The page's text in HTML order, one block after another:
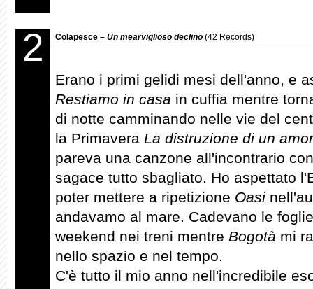
2 Colapesce – Un mearviglioso declino (42 Records)
Erano i primi gelidi mesi dell'anno, e
Restiamo in casa in cuffia mentre
di notte camminando nelle vie del
la Primavera La distruzione di un
pareva una canzone all'incontrario
sagace tutto sbagliato. Ho aspettato
poter mettere a ripetizione Oasi
andavamo al mare. Cadevano le
weekend nei treni mentre Bogotà mi
nello spazio e nel tempo.
C'è tutto il mio anno nell'incredibile